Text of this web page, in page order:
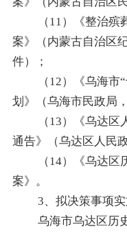
（11）《整治殡
案》（内蒙古自治区
件）；
（12）《乌海市
划》（乌海市民政局
（13）《乌达区
通告》（乌达区人民
（14）《乌达区
案》。
3、拟决策事项实
乌海市乌达区历